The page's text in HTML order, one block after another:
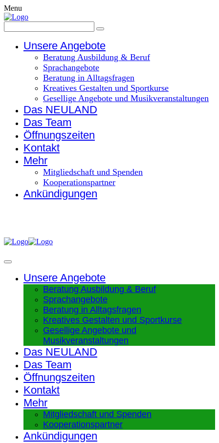
Menu
Unsere Angebote
Beratung Ausbildung & Beruf
Sprachangebote
Beratung in Alltagsfragen
Kreatives Gestalten und Sportkurse
Gesellige Angebote und Musikveranstaltungen
Das NEULAND
Das Team
Öffnungszeiten
Kontakt
Mehr
Mitgliedschaft und Spenden
Kooperationspartner
Ankündigungen
Unsere Angebote
Beratung Ausbildung & Beruf
Sprachangebote
Beratung in Alltagsfragen
Kreatives Gestalten und Sportkurse
Gesellige Angebote und
Musikveranstaltungen
Das NEULAND
Das Team
Öffnungszeiten
Kontakt
Mehr
Mitgliedschaft und Spenden
Kooperationspartner
Ankündigungen